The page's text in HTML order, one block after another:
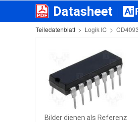
Datasheet
Teiledatenblatt > Logik IC >
Bilder dienen als Referenz